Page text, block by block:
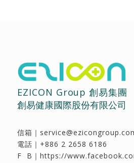
EZICON Group 創易集團
創易健康國際股份有限公司
信箱｜
電話｜ +886 2 2658 6186
F B｜ https://